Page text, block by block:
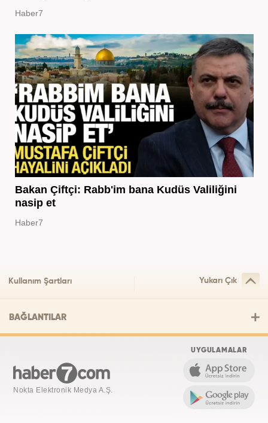
Haber7
Bakan Çiftçi: Rabb'im bana Kudüs Valiliğini
nasip et
Haber7
Kullanım Şartları Yukarı Çık
BAĞLANTILAR
Nokta Elektronik Medya A.Ş.
UYGULAMALAR